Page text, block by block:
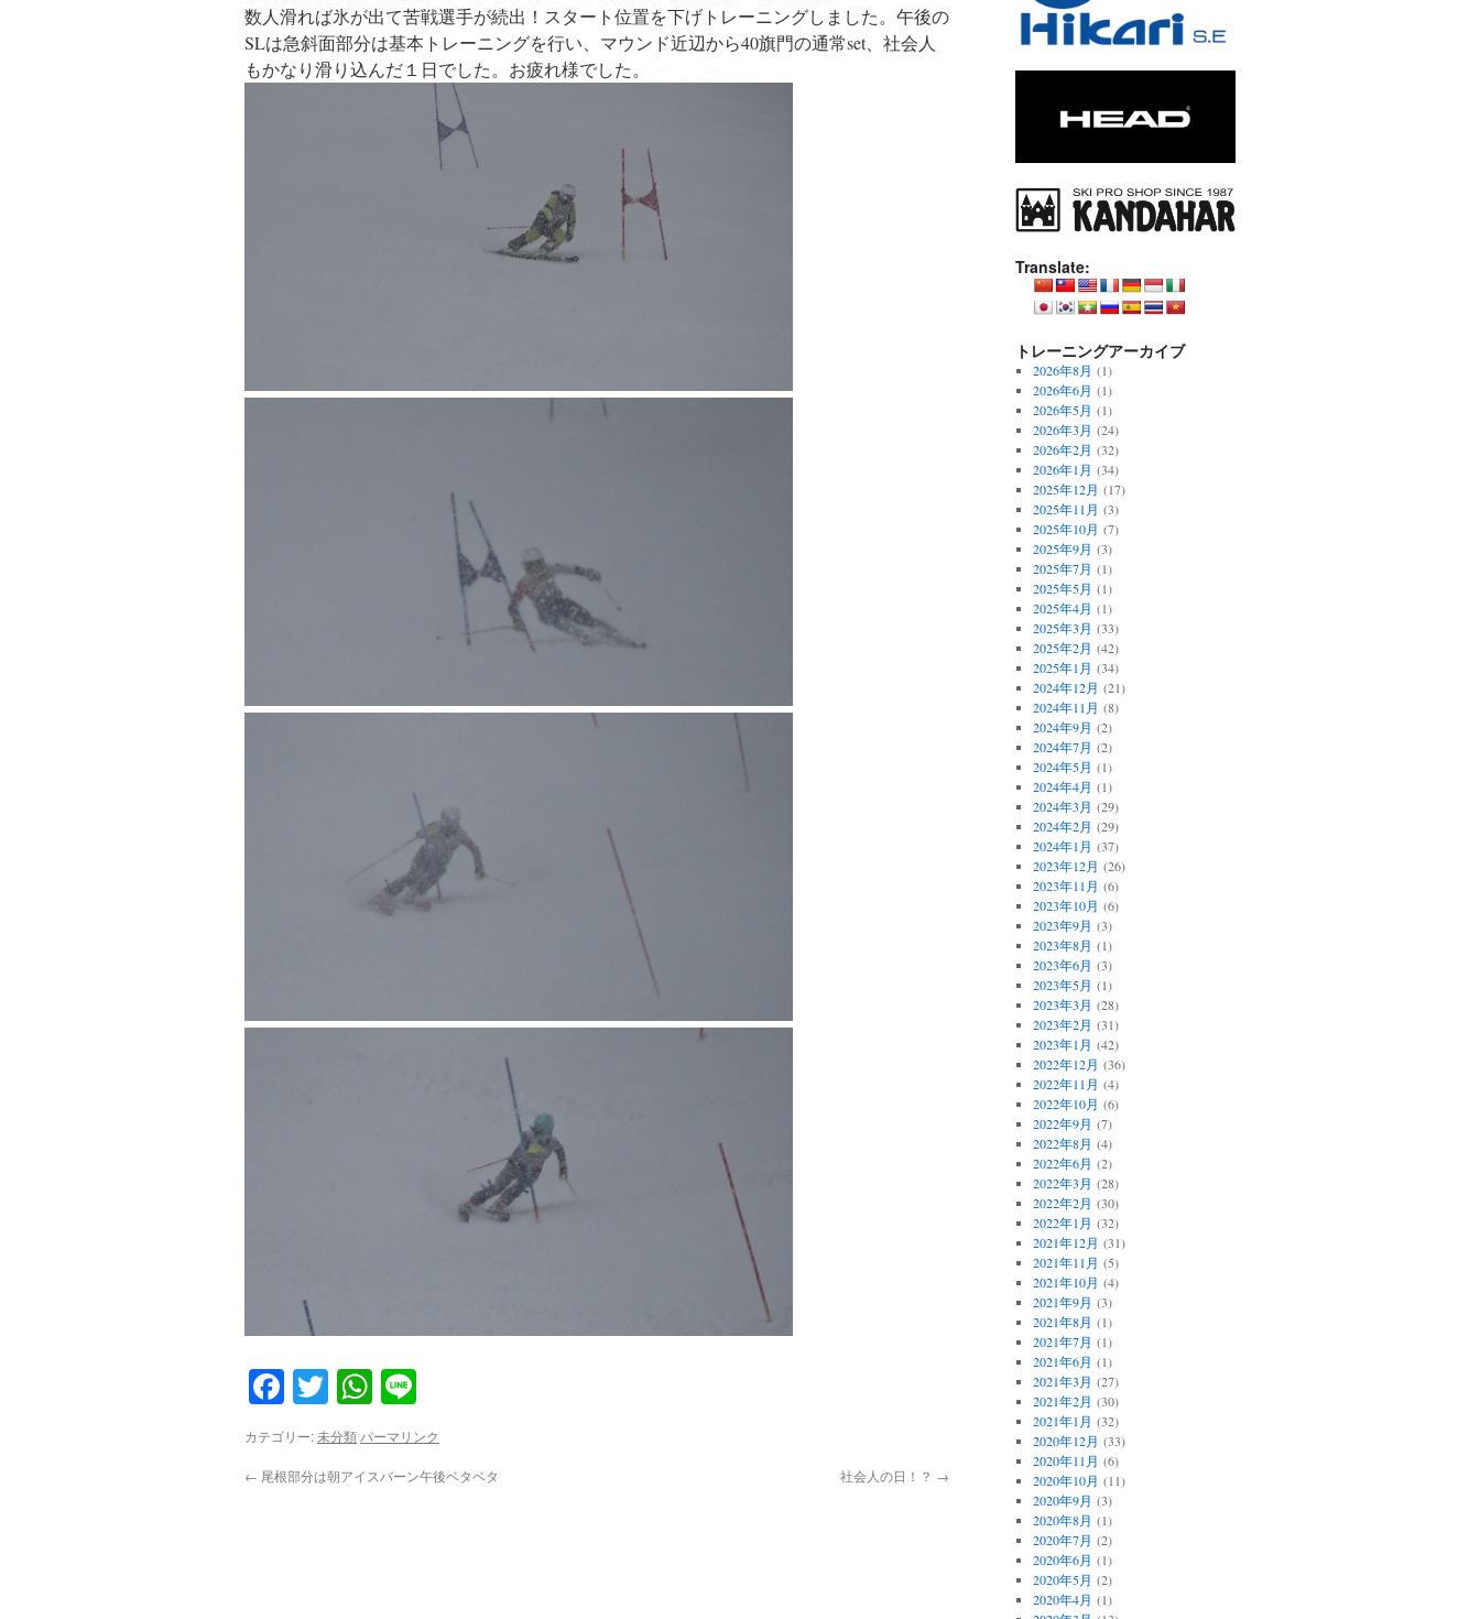
数人滑れば氷が出て苦戦選手が続出！スタート位置を下げトレーニングしました。午後の
SLは急斜面部分は基本トレーニングを行い、マウンド近辺から40旗門の通常set、社会人
もかなり滑り込んだ１日でした。お疲れ様でした。
Facebook
TwitterWhatsApp
カテゴリー:未分類パーマリンク
← 尾根部分は朝アイスバーン午後ベタベタ 社会人の日！？ →
Translate:
トレーニングアーカイブ
2026年8月 (1)
2026年6月 (1)
2026年5月 (1)
2026年3月 (24)
2026年2月 (32)
2026年1月 (34)
2025年12月 (17)
2025年11月 (3)
2025年10月 (7)
2025年9月 (3)
2025年7月 (1)
2025年5月 (1)
2025年4月 (1)
2025年3月 (33)
2025年2月 (42)
2025年1月 (34)
2024年12月 (21)
2024年11月 (8)
2024年9月 (2)
2024年7月 (2)
2024年5月 (1)
2024年4月 (1)
2024年3月 (29)
2024年2月 (29)
2024年1月 (37)
2023年12月 (26)
2023年11月 (6)
2023年10月 (6)
2023年9月 (3)
2023年8月 (1)
2023年6月 (3)
2023年5月 (1)
2023年3月 (28)
2023年2月 (31)
2023年1月 (42)
2022年12月 (36)
2022年11月 (4)
2022年10月 (6)
2022年9月 (7)
2022年8月 (4)
2022年6月 (2)
2022年3月 (28)
2022年2月 (30)
2022年1月 (32)
2021年12月 (31)
2021年11月 (5)
2021年10月 (4)
2021年9月 (3)
2021年8月 (1)
2021年7月 (1)
2021年6月 (1)
2021年3月 (27)
2021年2月 (30)
2021年1月 (32)
2020年12月 (33)
2020年11月 (6)
2020年10月 (11)
2020年9月 (3)
2020年8月 (1)
2020年7月 (2)
2020年6月 (1)
2020年5月 (2)
2020年4月 (1)